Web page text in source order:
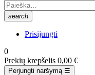
search
Prisijungti
0
Prekių krepšelis 0,00 €
Perjungti naršymą ☰